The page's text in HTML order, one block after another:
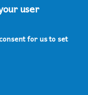
user
for us to set